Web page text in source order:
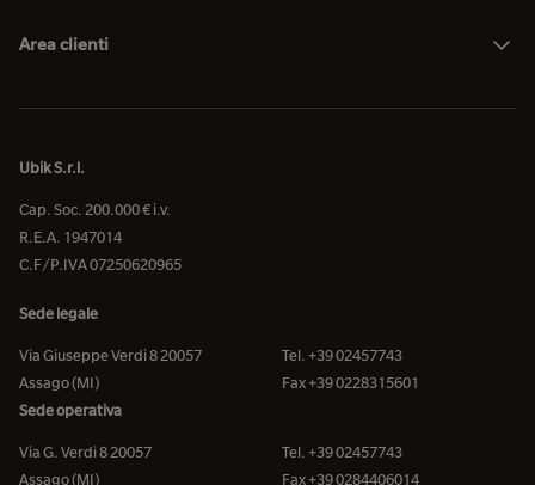
Area clienti
Ubik S.r.l.
Cap. Soc. 200.000 € i.v.
R.E.A. 1947014
C.F/P.IVA 07250620965
Sede legale
Via Giuseppe Verdi 8 20057
Assago (MI)
Tel. +39 02457743
Fax +39 0228315601
Sede operativa
Via G. Verdi 8 20057
Assago (MI)
Tel. +39 02457743
Fax +39 0284406014